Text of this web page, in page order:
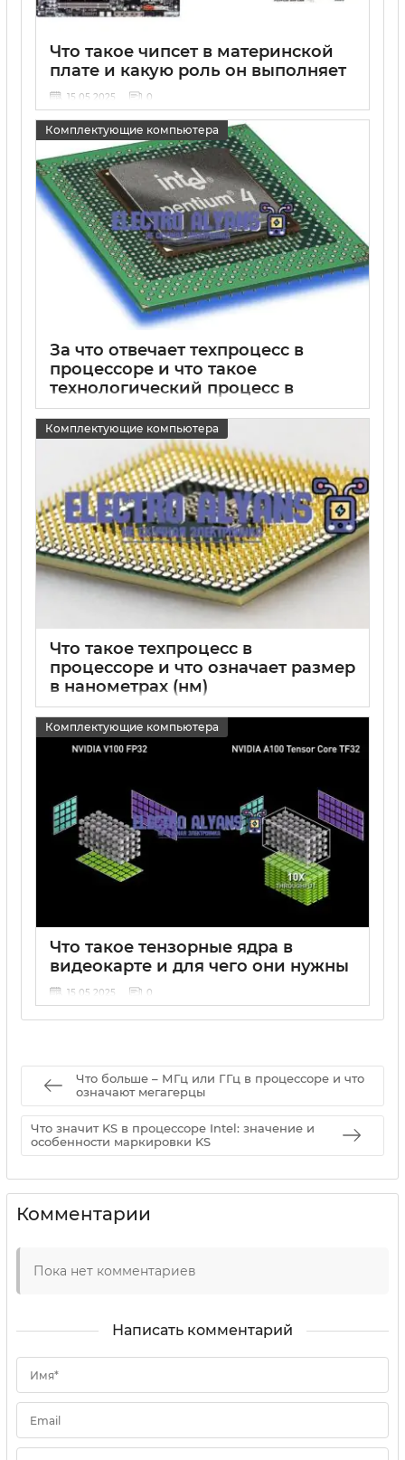
Что такое чипсет в материнской
плате и какую роль он выполняет
15 05 2025 0
Комплектующие компьютера
За что отвечает техпроцесс в
процессоре и что такое
технологический процесс в
микропроцессорах
15 05 2025 0
Комплектующие компьютера
Что такое техпроцесс в
процессоре и что означает размер
в нанометрах (нм)
Комплектующие компьютера
Что такое тензорные ядра в
видеокарте и для чего они нужны
15 05 2025 0
Что больше – МГц или ГГц в процессоре и что
означают мегагерцы
Что значит KS в процессоре Intel: значение и
особенности маркировки KS
Комментарии
Пока нет комментариев
Написать комментарий
Имя*
Email